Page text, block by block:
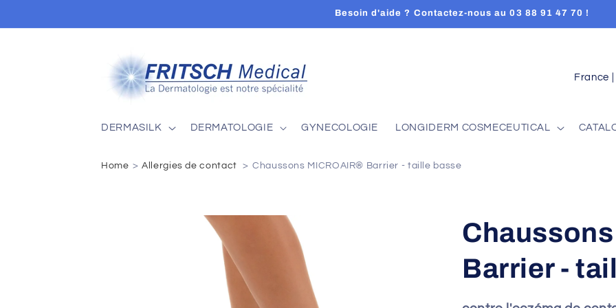
Besoin d'aide ? Contactez-nous au 03 88 91 47 70 !
DERMASILK DERMATOLOGIE GYNECOLOGIE LONGIDERM COSMECEUTICAL
C
/
r
e
Home Allergies de contact Chaussons MICROAIR® Barrier - taille basse
Barrier -